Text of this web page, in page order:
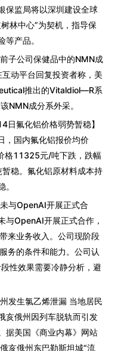
保监局将以深圳建设全球
林中心”为契机，指导保
产品。
子公司保健品中的NMN成
动平台回复投资者称，美
推出的Vitaldiol—R系
NMN成分系外采。
氟化铝价格弱势暂稳】
，国内氟化铝报价均价
格11325元/吨下跌，跌幅
稳。氟化铝原材料成本持
与OpenAI开展正式合
与OpenAI开展正式合作，
来业务收入。公司现阶段
务的条件和能力。公司认
性效果需要冷静分析，避
发生氯乙烯泄漏 当地居民
亥俄州因列车脱轨而引发
据美国《商业内幕》网站
亥俄州东巴勒斯坦城“流